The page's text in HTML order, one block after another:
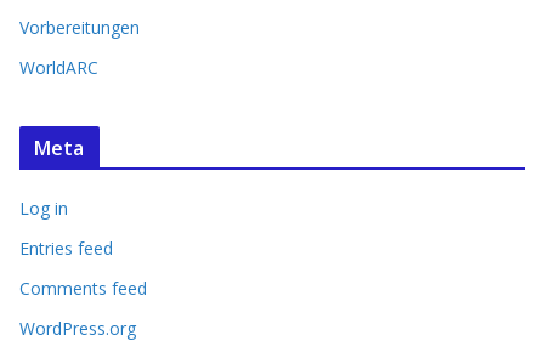
Vorbereitungen
WorldARC
Meta
Log in
Entries feed
Comments feed
WordPress.org